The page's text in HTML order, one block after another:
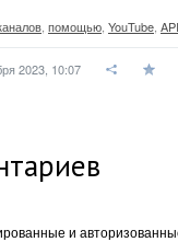
помощью YouTube API
2023, 10:07
и